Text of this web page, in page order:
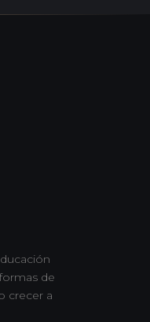
de
crecer a